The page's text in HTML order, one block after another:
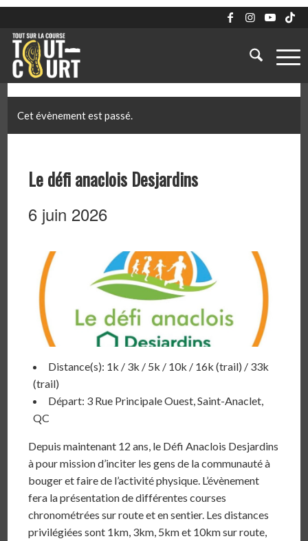
Cet évènement est passé.
Le défi anaclois Desjardins
6 juin 2026
Distance(s): 1k / 3k / 5k / 10k / 16k (trail) / 33k
(trail)
Départ: 3 Rue Principale Ouest, Saint-Anaclet,
QC
Depuis maintenant 12 ans, le Défi Anaclois Desjardins
à pour mission d’inciter les gens de la communauté à
bouger et faire de l’activité physique. L’évènement
fera la présentation de différentes courses
chronométrées sur route et en sentier. Les distances
privilégiées sont 1km, 3km, 5km et 10km sur route,